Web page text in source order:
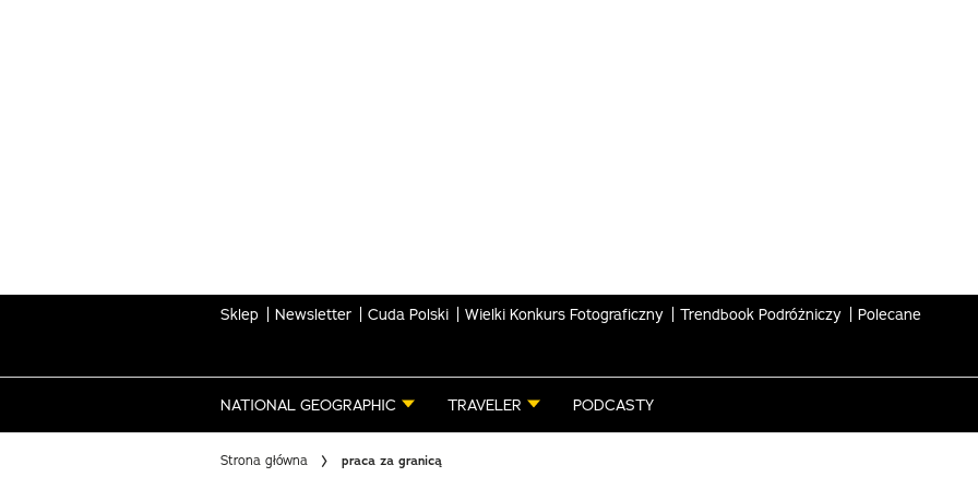
Sklep Newsletter Cuda Polski Wielki Konkurs Fotograficzny Trendbook Podróżniczy Polecane
NATIONAL GEOGRAPHIC TRAVELER PODCASTY
Strona główna praca za granicą